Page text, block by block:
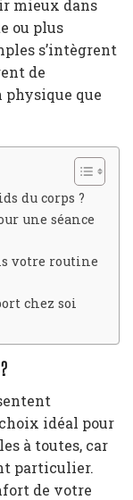
mieux dans
ou plus
s’intègrent
de
que
du corps ?
une séance
votre routine
chez soi
idéal pour
à toutes, car
particulier.
de votre